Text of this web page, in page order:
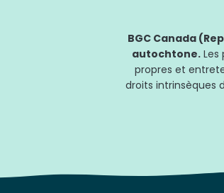
BGC Canada
autochtone. Les
propres et
droits intrinsèques